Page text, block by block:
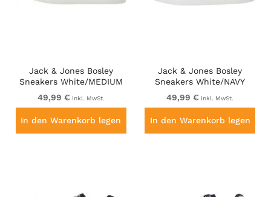
Jack & Jones Bosley
Sneakers White/MEDIUM
GREEN
49,99 € inkl. MwSt.
In den Warenkorb legen
Jack & Jones Bosley
Sneakers White/NAVY
BLAZE
49,99 € inkl. MwSt.
In den Warenkorb legen